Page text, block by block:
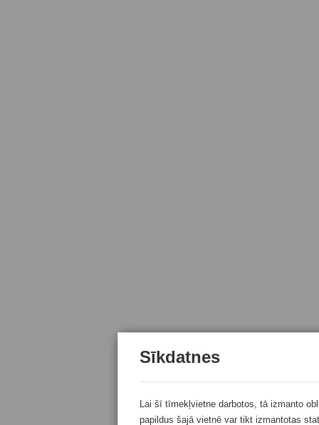
Sīkdatnes
Lai šī tīmekļvietne darbotos, tā izmanto
papildus šajā vietnē var tikt izmantotas